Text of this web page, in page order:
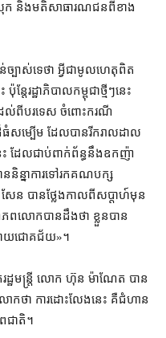
ក និង​មតិ​សាធារណជន​ពី​ខាង
បាស់​ទេ​ថា អ្វី​ជា​មូលហេតុ​ពិត
ែ​រដ្ឋាភិបាល​កម្ពុជា​ថ្មីៗ​នេះ
ដល់​ពី​បរទេស ចំពោះ​ករណី
ម្បើម ដែល​បាន​រីក​រាលដាល​
េះ ដែល​ជាប់​ពាក់ព័ន្ធ​នឹង​ឧកញ៉ា
ន្នាការ​ទៅ​រក​គណបក្ស​
ែន បាន​ថ្លែង​កាលពី​សប្ដាហ៍​មុន
ភពលោក​បាន​ដឹង​ថា ខ្លួន​បាន​
ោយ​ជោគជ័យ»។
ដ្ឋមន្ត្រី លោក ហ៊ុន ម៉ាណែត បាន​
ថា ការ​ដោះលែង​នេះ គឺ​ជំហាន​
ជាតិ។